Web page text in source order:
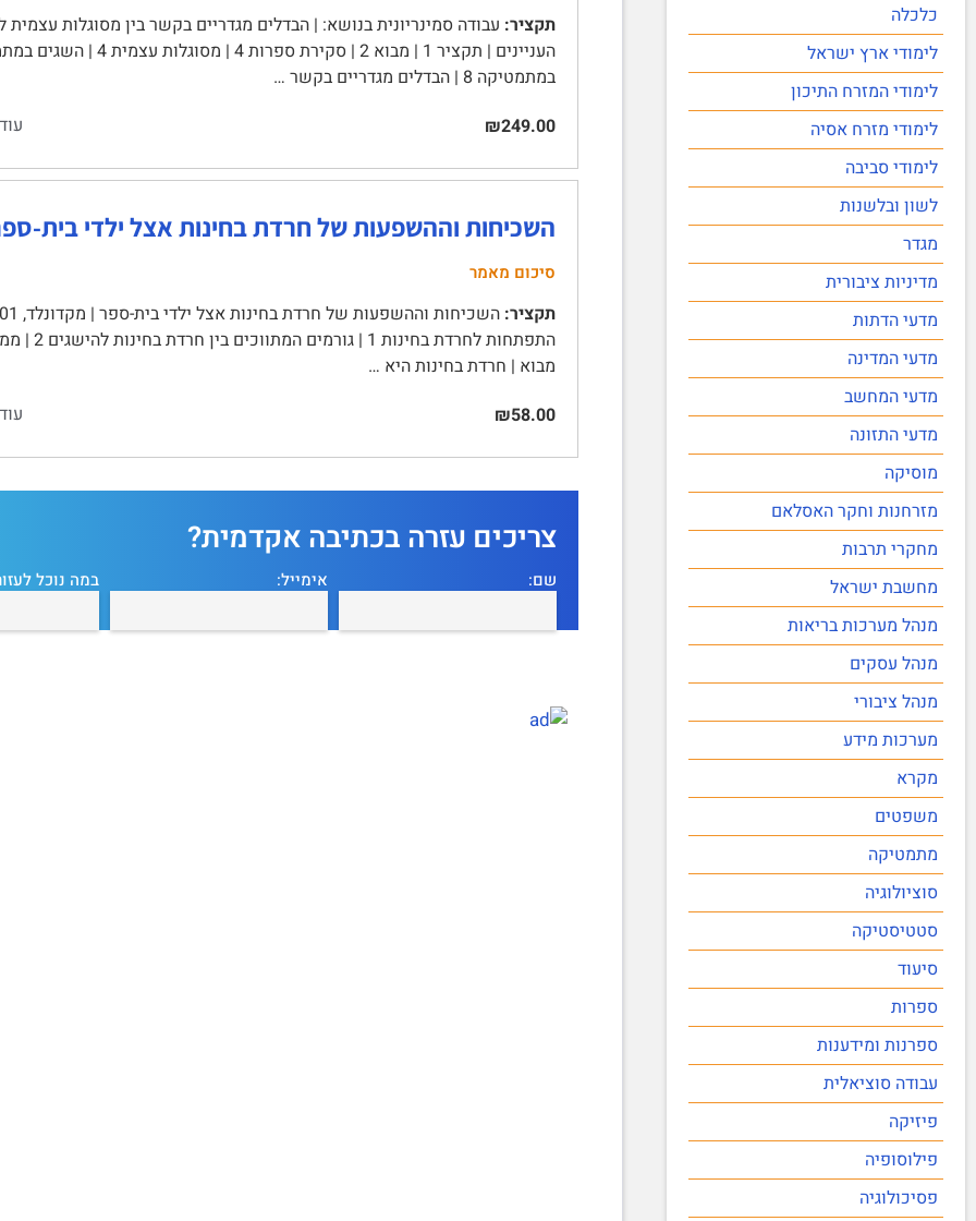
כלכלה
לימודי ארץ ישראל
לימודי המזרח התיכון
לימודי מזרח אסיה
לימודי סביבה
לשון ובלשנות
מגדר
מדיניות ציבורית
מדעי הדתות
מדעי המדינה
מדעי המחשב
מדעי התזונה
מוסיקה
מזרחנות וחקר האסלאם
מחקרי תרבות
מחשבת ישראל
מנהל מערכות בריאות
מנהל עסקים
מנהל ציבורי
מערכות מידע
מקרא
משפטים
מתמטיקה
סוציולוגיה
סטטיסטיקה
סיעוד
ספרות
ספרנות ומידענות
עבודה סוציאלית
פיזיקה
פילוסופיה
פסיכולוגיה
תקציר: עבודה סמינריונית בנושא: | הבדלים מגדריים בקשר בין מסוגלות
במתמטיקה 8 | הבדלים מגדריים בקשר …
₪249.00
השכיחות וההשפעות של חרדת בחינות אצל ילדי בית-
סיכום מאמר
תקציר:
מבוא | חרדת בחינות היא …
₪58.00
צריכים עזרה בכתיבה אקדמית?
שם: אימייל: במה נוכל